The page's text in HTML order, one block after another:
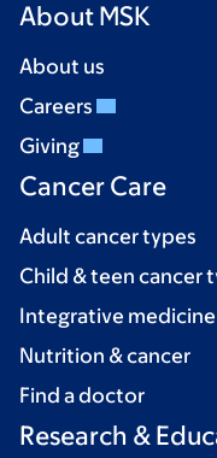
About MSK
About us
Careers
Giving
Cancer Care
Adult cancer types
Child & teen cancer
Integrative medicine
Nutrition & cancer
Find a doctor
Research &